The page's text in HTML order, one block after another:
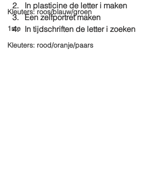
Kleuters: roos/blauw/groen
1ste
Kleuters: rood/oranje/paars
In plasticine de letter i maken
Een zelfportret maken
In tijdschriften de letter i zoeken